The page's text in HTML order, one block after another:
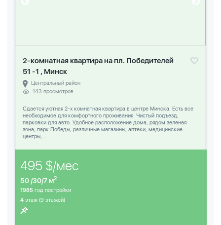
2-комнатная квартира на пл. Победителей
51 -1 , Минск
Центральный район
143 просмотров
Сдается уютная 2-х комнатная квартира в центре Минска. Есть все
необходимое для комфортного проживания. Чистый подъезд,
парковки для авто. Удобное расположение дома, рядом зеленая
зона, парк Победы, различные магазины, аптеки, медицинские
центры,...
495 $/мес
50 /30/7 м2
1985 год постройки
4 этаж (9 этажей)